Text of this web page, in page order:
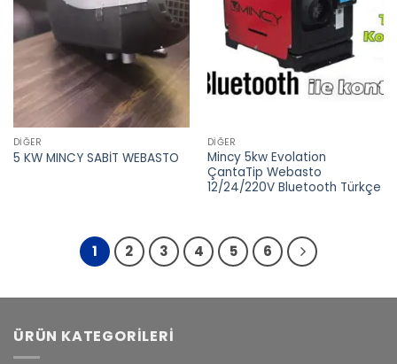
DIĞER
5 KW MINCY SABİT WEBASTO
DIĞER
Mincy 5kw Evolation
ÇantaTip Webasto
12/24/220V Bluetooth Türkçe
1 2 3 4 5 6
ÜRÜN KATEGORILERI